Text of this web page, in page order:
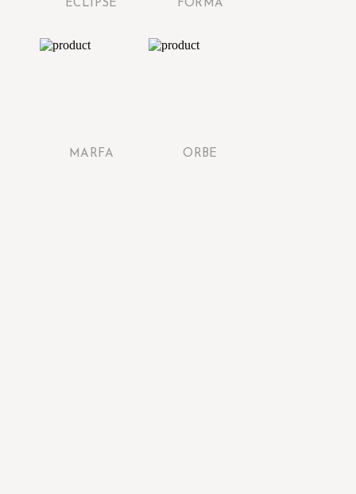
ECLIPSE FORMA
MARFA ORBE